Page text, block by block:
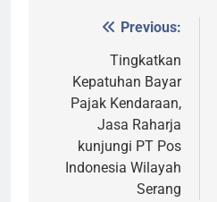
navigation
Previous:
Tingkatkan
Kepatuhan Bayar
Pajak Kendaraan,
Jasa Raharja
kunjungi PT Pos
Indonesia Wilayah
Serang